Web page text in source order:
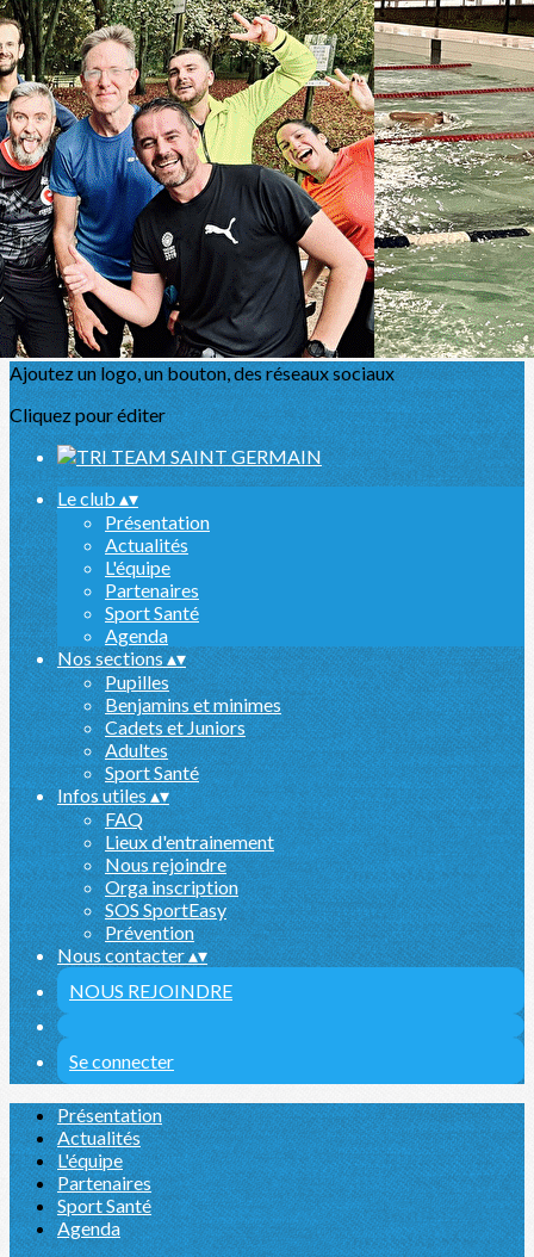
Exporter les lignes sélectionnées
Exporter toutes les colonnes
Exporter uniquement les colonnes affichées
Menu
<
>
Présentation
Actualités
L'équipe
Partenaires
Sport Santé
Agenda
Ajoutez un logo, un bouton, des réseaux sociaux
Cliquez pour éditer
Le club ▴▾
Présentation
Actualités
L'équipe
Partenaires
Sport Santé
Agenda
Nos sections▴▾
Pupilles
Benjamins et minimes
Cadets et Juniors
Adultes
Sport Santé
Infos utiles▴▾
FAQ
Lieux d'entrainement
Nous rejoindre
Orga inscription
SOS SportEasy
Prévention
Nous contacter▴▾
NOUS REJOINDRE
Se connecter
Présentation
Actualités
L'équipe
Partenaires
Sport Santé
Agenda